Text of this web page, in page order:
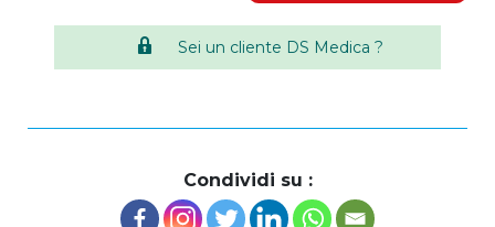
Sei un cliente DS Medica ?
Condividi su :